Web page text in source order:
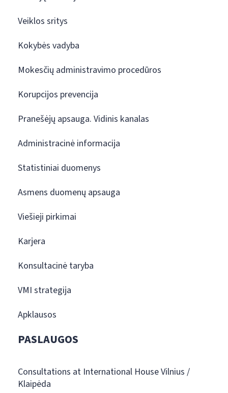
Veiklos sritys
Kokybės vadyba
Mokesčių administravimo procedūros
Korupcijos prevencija
Pranešėjų apsauga. Vidinis kanalas
Administracinė informacija
Statistiniai duomenys
Asmens duomenų apsauga
Viešieji pirkimai
Karjera
Konsultacinė taryba
VMI strategija
Apklausos
PASLAUGOS
Consultations at International House Vilnius /
Klaipėda